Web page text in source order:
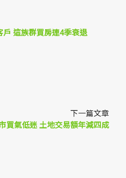
戶 這族群買房連4季衰退
下一篇文章
買氣低迷 土地交易額年減四成